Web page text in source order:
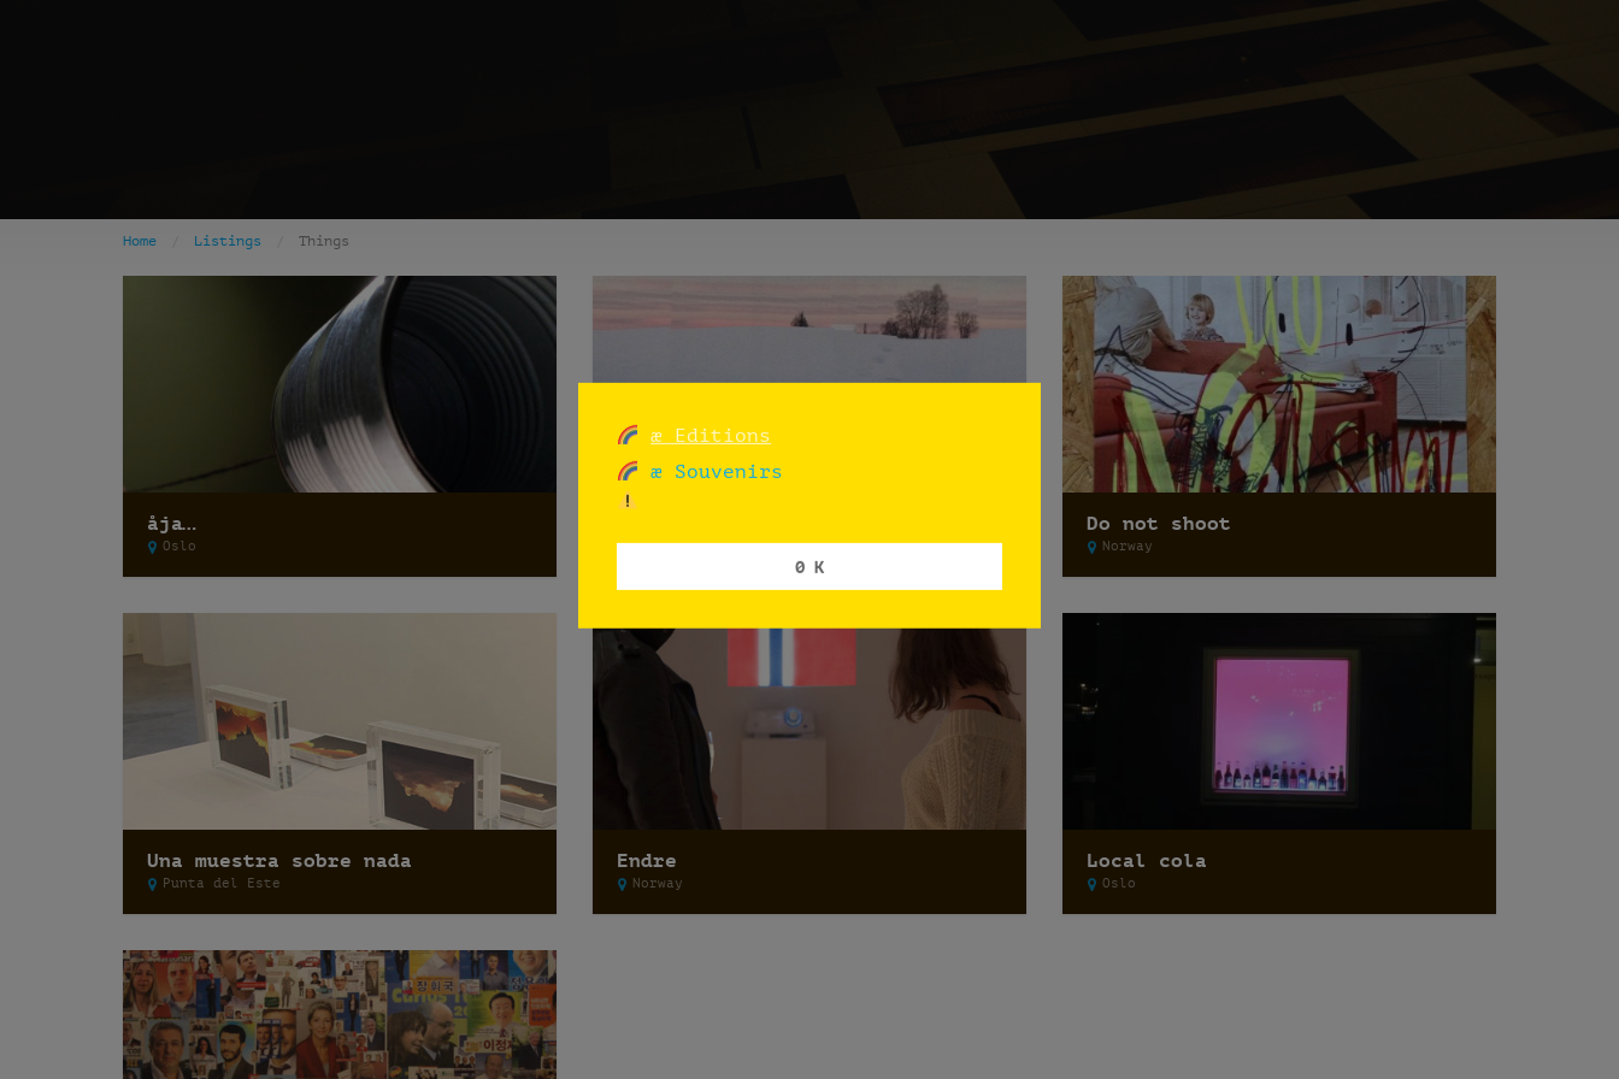
Home Listings Things
åja…
Oslo Norway
Do not shoot
Norway
Una muestra sobre nada
Punta del Este
Endre
Norway
Local cola
Oslo
æ Editions
æ Souvenirs
0 K